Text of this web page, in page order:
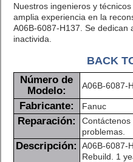
Nuestros ingenieros y
amplia experiencia en la
A06B-6087-H137. Se dedican
inactivida.
BACK
Número de
Modelo:
A06B-6087-
Fabricante: Fanuc
Reparación:
problemas.
Descripción:
A06B-6087-
Rebuild. 1